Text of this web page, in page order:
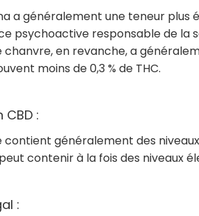
a généralement une teneur
psychoactive responsable de la
chanvre, en revanche, a
moins de 0,3 % de THC.
CBD :
contient généralement des
contenir à la fois des niveaux
: